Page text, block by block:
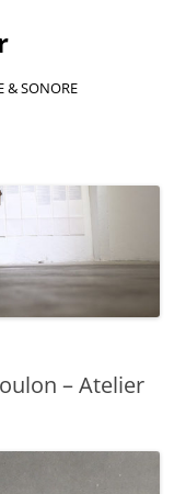
& SONORE
– Atelier